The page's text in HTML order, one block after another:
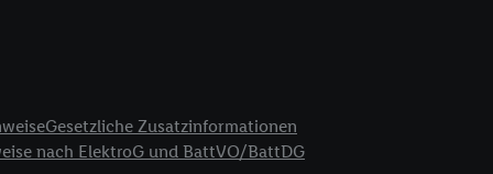
Gesetzliche Zusatzinformationen
nach ElektroG und BattVO/BattDG
Quellen,
Informationen,
von oder